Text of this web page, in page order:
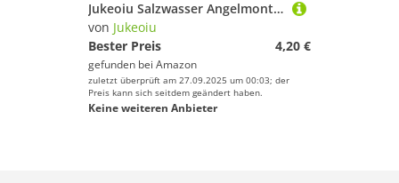
Jukeoiu Salzwasser Angelmontagen - Angelhaken Montagen,Greifwerkzeug Haken Set Für Flussforelle Schnapper Pompano Barsch Küste
von Jukeoiu
Bester Preis
4,20 €
gefunden bei Amazon
zuletzt überprüft am 27.09.2025 um 00:03; der
Preis kann sich seitdem geändert haben.
Keine weiteren Anbieter